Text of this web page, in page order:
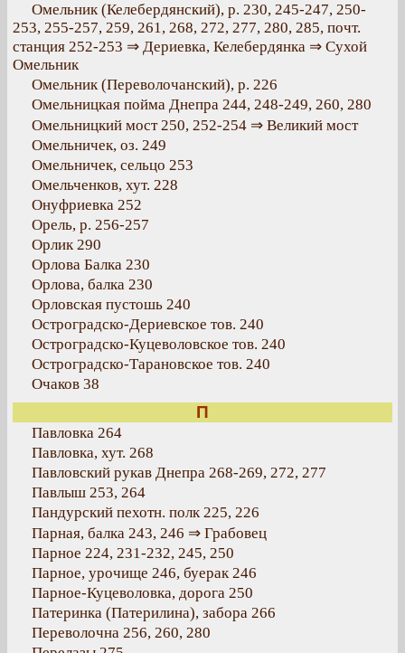
Омельник (Келебердянский), р. 230, 245-247, 250-
253, 255-257, 259, 261, 268, 272, 277, 280, 285, почт.
станция 252-253 ⇒ Дериевка, Келебердянка ⇒ Сухой
Омельник
Омельник (Переволочанский), р. 226
Омельницкая пойма Днепра 244, 248-249, 260, 280
Омельницкий мост 250, 252-254 ⇒ Великий мост
Омельничек, оз. 249
Омельничек, сельцо 253
Омельченков, хут. 228
Онуфриевка 252
Орель, р. 256-257
Орлик 290
Орлова Балка 230
Орлова, балка 230
Орловская пустошь 240
Остроградско-Дериевское тов. 240
Остроградско-Куцеволовское тов. 240
Остроградско-Тарановское тов. 240
Очаков 38
П
Павловка 264
Павловка, хут. 268
Павловский рукав Днепра 268-269, 272, 277
Павлыш 253, 264
Пандурский пехотн. полк 225, 226
Парная, балка 243, 246 ⇒ Грабовец
Парное 224, 231-232, 245, 250
Парное, урочище 246, буерак 246
Парное-Куцеволовка, дорога 250
Патеринка (Патерилина), забора 266
Переволочна 256, 260, 280